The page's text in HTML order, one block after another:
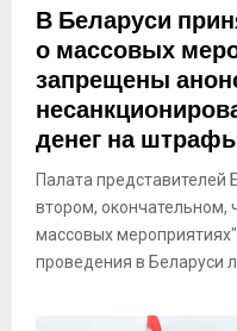
В Беларуси
о массовых
запрещены
денег на
Палата представителей
втором, окончательном,
массовых
проведения в Беларуси